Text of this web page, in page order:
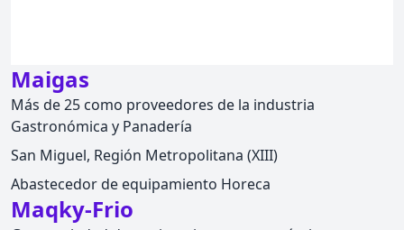
Maigas
Más de 25 como proveedores de la industria
Gastronómica y Panadería
San Miguel, Región Metropolitana (XIII)
Abastecedor de equipamiento Horeca
Maqky-Frio